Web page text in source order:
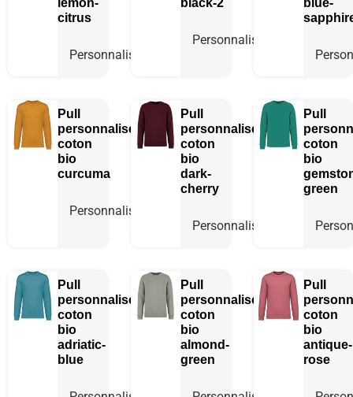
lemon-
citrus
Personnaliser
black-2
Personnaliser
blue-
Pull
personnalisé
coton
bio
curcuma
Personnaliser
Pull
personnalisé
coton
bio
dark-
cherry
Personnaliser
Pull
coton
bio
green
Pull
personnalisé
coton
bio
adriatic-
blue
Pull
personnalisé
coton
bio
almond-
green
Pull
coton
bio
antique-
rose